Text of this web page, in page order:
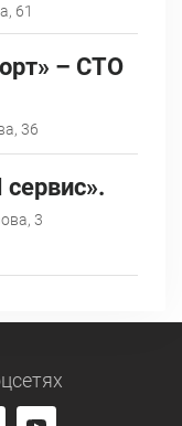
61
– СТО
36
3